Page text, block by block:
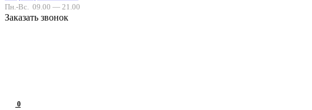
Пн.-Вс. 09.00 — 21.00
Заказать звонок
0